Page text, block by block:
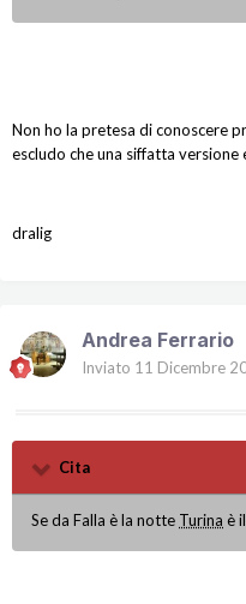
Non ho la pretesa di conoscere
escludo che una siffatta
dralig
Andrea Ferrario
Inviato 11 Dicembre
Cita
Se da Falla è la notte Turina è